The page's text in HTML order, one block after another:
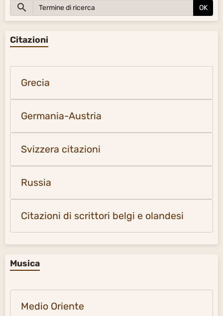
OK
Citazioni
Grecia
Germania-Austria
Svizzera citazioni
Russia
Citazioni di scrittori belgi e olandesi
Musica
Medio Oriente